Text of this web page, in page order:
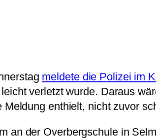
meldete die Polizei im
verletzt wurde. Daraus
Meldung enthielt, nicht zuvor
an der Overbergschule in